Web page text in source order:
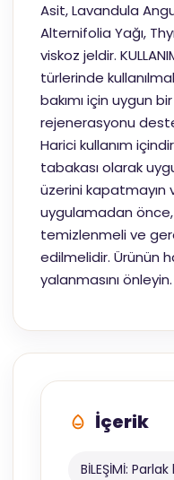
Asit, Lavandula
Alternifolia Yağı,
viskoz jeldir.
türlerinde
bakımı için uygun
rejenerasyonu
Harici kullanım
tabakası olarak
üzerini kapatmayın
uygulamadan
temizlenmeli ve
edilmelidir. Ürünün
yalanmasını önleyin.
İçerik
BİLEŞİMİ: